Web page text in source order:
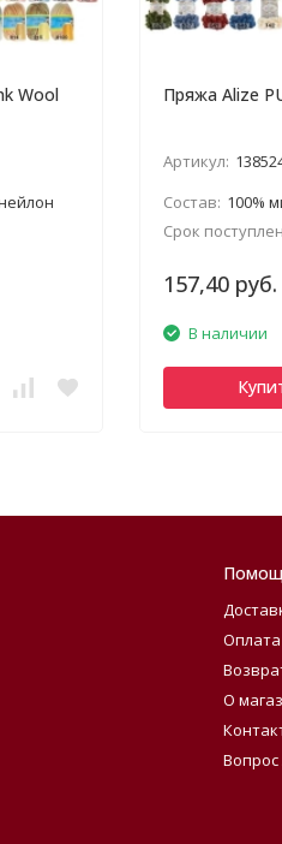
Wool Пряжа Alize
Артикул:
Состав: 100%
Срок
157,40 руб.
В наличии
Оплата
О